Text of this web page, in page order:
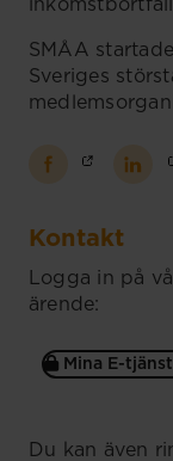
SMÅA
Sveriges
Kontakt
Logga in på
ärende:
Mina E-
Du kan även